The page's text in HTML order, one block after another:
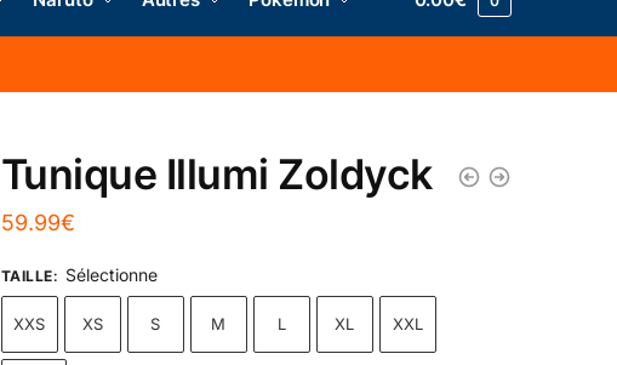
Tunique Illumi Zoldyck
59.99€
TAILLE: Sélectionne
XXS XS S M L XL XXL